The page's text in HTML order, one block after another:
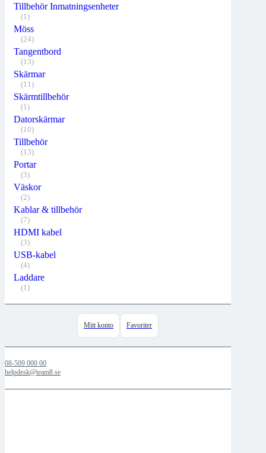
Tillbehör Inmatningsenheter
(1)
Möss
(24)
Tangentbord
(13)
Skärmar
(11)
Skärmtillbehör
(1)
Datorskärmar
(10)
Tillbehör
(13)
Portar
(3)
Väskor
(2)
Kablar & tillbehör
(7)
HDMI kabel
(3)
USB-kabel
(4)
Laddare
(1)
Mitt konto Favoriter
08-509 000 00
helpdesk@team8.se